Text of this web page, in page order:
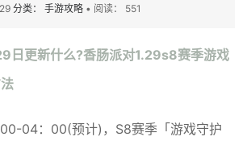
分类： 手游攻略 • 阅读： 551
日更新什么?香肠派对1.29s8赛季游戏
04：00(预计)，S8赛季「游戏守护